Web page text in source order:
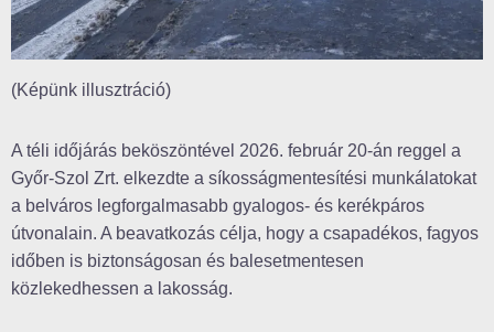
(Képünk illusztráció)
A téli időjárás beköszöntével 2026. február 20-án reggel a
Győr-Szol Zrt. elkezdte a síkosságmentesítési munkálatokat
a belváros legforgalmasabb gyalogos- és kerékpáros
útvonalain. A beavatkozás célja, hogy a csapadékos, fagyos
időben is biztonságosan és balesetmentesen
közlekedhessen a lakosság.